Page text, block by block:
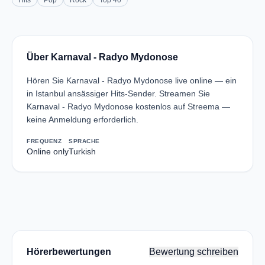
Über Karnaval - Radyo Mydonose
Hören Sie Karnaval - Radyo Mydonose live online — ein
in Istanbul ansässiger Hits-Sender. Streamen Sie
Karnaval - Radyo Mydonose kostenlos auf Streema —
keine Anmeldung erforderlich.
FREQUENZ
Online only
SPRACHE
Turkish
Hörerbewertungen Bewertung schreiben